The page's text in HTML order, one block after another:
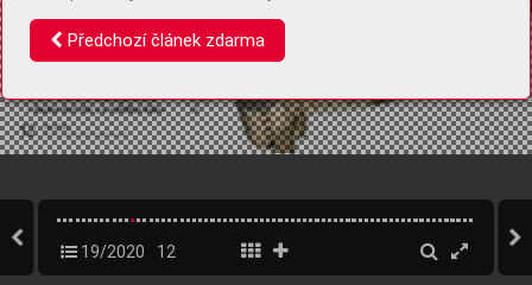
19/2020 12
Předchozí článek zdarma